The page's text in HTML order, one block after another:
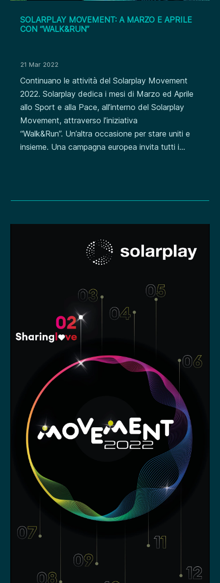
SOLARPLAY MOVEMENT: A MARZO E APRILE
CON “WALK&RUN”
21 Mar 2022
Continuano le attività del Solarplay Movement
2022. Solarplay dedica i mesi di Marzo ed Aprile
allo Sport e alla Pace, all’interno del Solarplay
Movement, attraverso l’iniziativa
“Walk&Run”. Un’altra occasione per stare uniti e
insieme. Una campagna europea invita tutti i...